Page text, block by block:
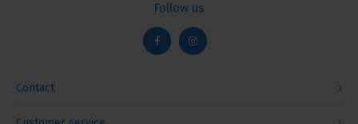
Contact
Follow us